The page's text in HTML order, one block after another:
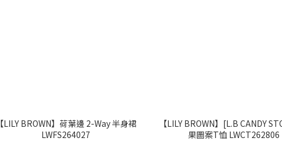
【LILY BROWN】荷葉邊 2-Way 半身裙
LWFS264027
【LILY BROWN】[L.B CANDY
果圖案T恤 LWCT262806